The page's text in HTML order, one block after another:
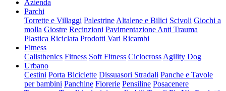
Azienda
Parchi
Torrette e Villaggi Palestrine Altalene e Bilici Scivoli Giochi a
molla Giostre Recinzioni Pavimentazione Anti Trauma
Plastica Riciclata Prodotti Vari Ricambi
Fitness
Calisthenics Fitness Soft Fitness Ciclocross Agility Dog
Urbano
Cestini Porta Biciclette Dissuasori Stradali Panche e Tavole
per bambini Panchine Fiorerie Pensiline Posacenere